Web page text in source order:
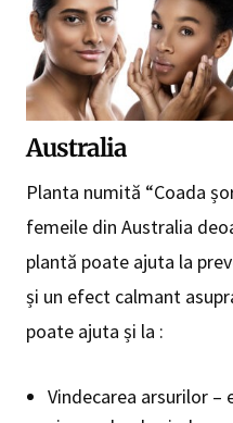
Australia
Planta numită “Coada
femeile din Australia
plantă poate ajuta la
și un efect calmant
poate ajuta și la :
Vindecarea arsurilor –